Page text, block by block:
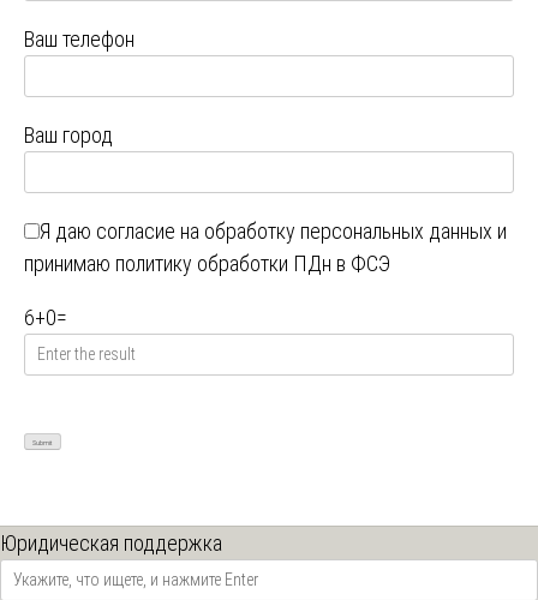
Ваш телефон
Ваш город
Я даю согласие на обработку персональных данных и
принимаю политику обработки ПДн в ФСЭ
6+0=
Юридическая поддержка